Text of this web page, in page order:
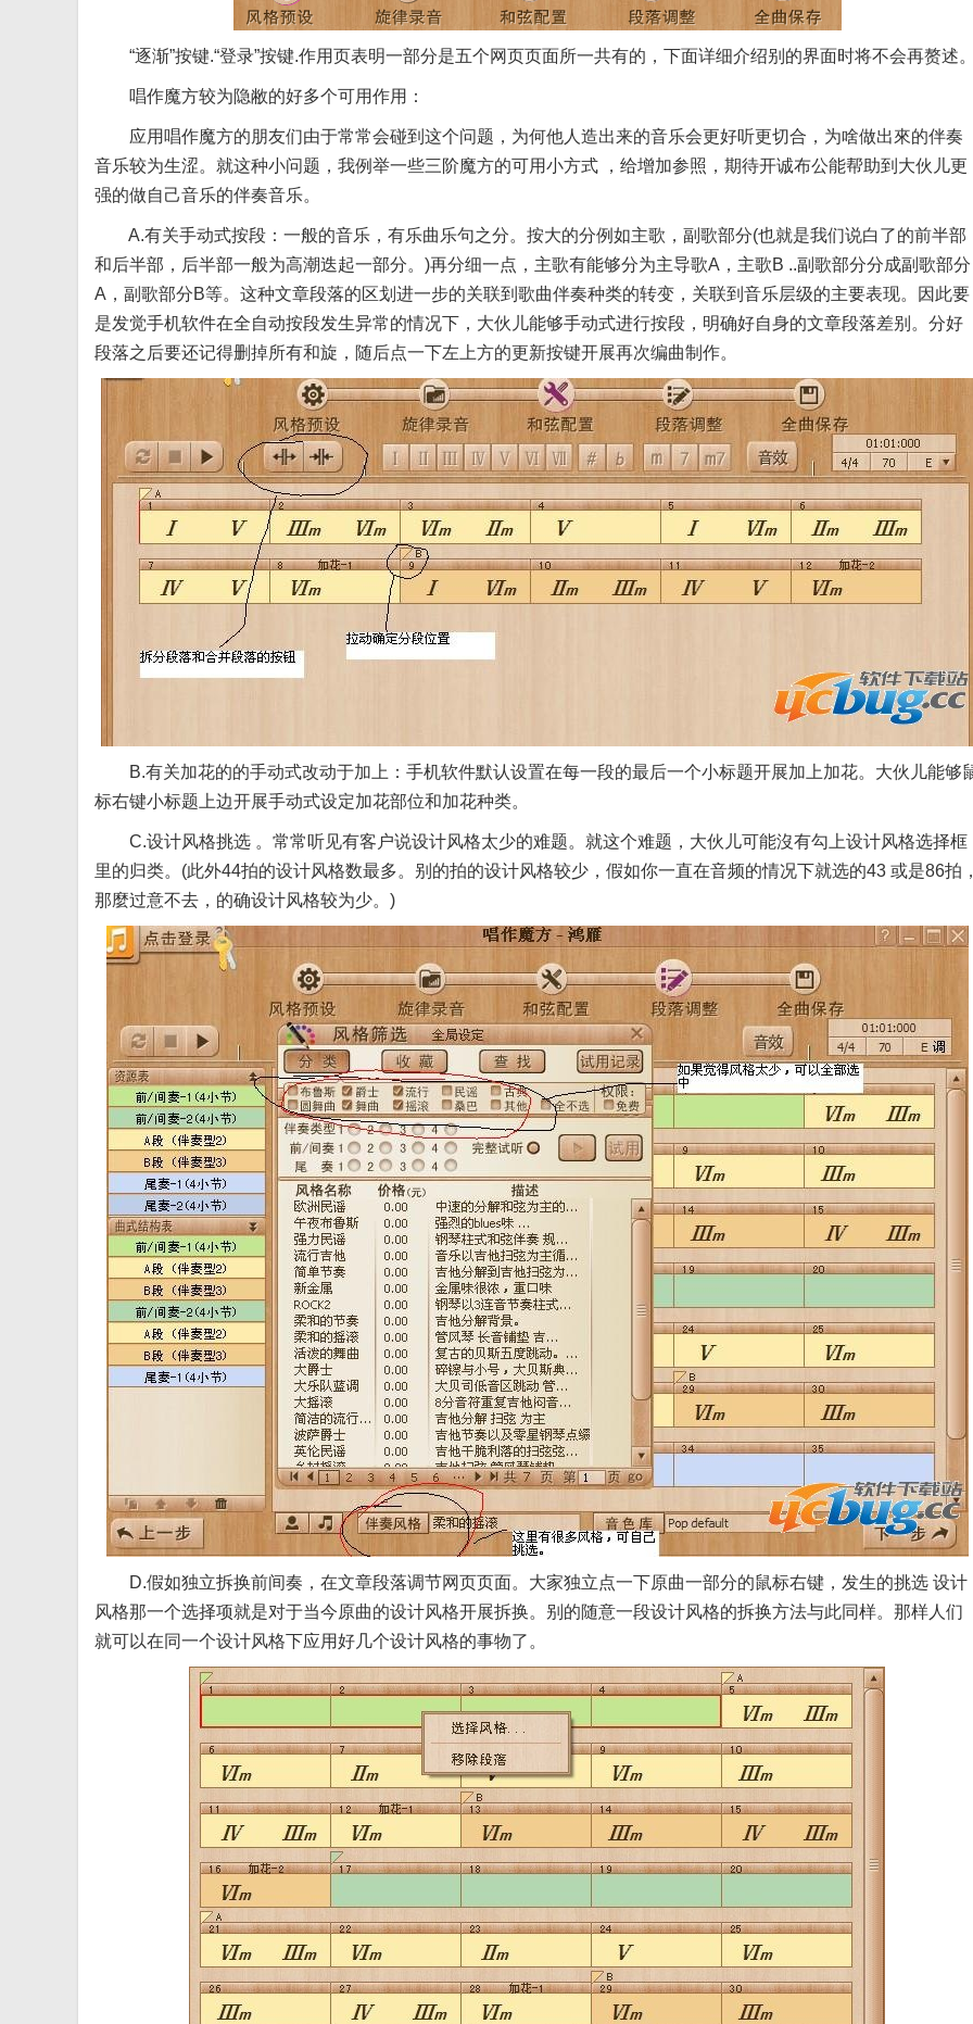
“逐渐”按键.“登录”按键.作用页表明一部分是五个网页页面所一共有的，下面详细介绍别的界面时将不会再赘述
唱作魔方较为隐敝的好多个可用作用：
应用唱作魔方的朋友们由于常常会碰到这个问题，为何他人造出来的音乐会更好听更切合，为啥做出來的伴奏
音乐较为生涩。就这种小问题，我例举一些三阶魔方的可用小方式 ，给增加参照，期待开诚布公能帮助到大伙儿更
强的做自己音乐的伴奏音乐。
A.有关手动式按段：一般的音乐，有乐曲乐句之分。按大的分例如主歌，副歌部分(也就是我们说白了的前半部
和后半部，后半部一般为高潮迭起一部分。)再分细一点，主歌有能够分为主导歌A，主歌B ..副歌部分分成副歌部分
A，副歌部分B等。这种文章段落的区划进一步的关联到歌曲伴奏种类的转变，关联到音乐层级的主要表现。因此要
是发觉手机软件在全自动按段发生异常的情况下，大伙儿能够手动式进行按段，明确好自身的文章段落差别。分好
段落之后要还记得删掉所有和旋，随后点一下左上方的更新按键开展再次编曲制作。
B.有关加花的的手动式改动于加上：手机软件默认设置在每一段的最后一个小标题开展加上加花。大伙儿能够
标右键小标题上边开展手动式设定加花部位和加花种类。
C.设计风格挑选 。常常听见有客户说设计风格太少的难题。就这个难题，大伙儿可能沒有勾上设计风格选择框
里的归类。(此外44拍的设计风格数最多。别的拍的设计风格较少，假如你一直在音频的情况下就选的43 或是86拍
那麼过意不去，的确设计风格较为少。)
D.假如独立拆换前间奏，在文章段落调节网页页面。大家独立点一下原曲一部分的鼠标右键，发生的挑选 设计
风格那一个选择项就是对于当今原曲的设计风格开展拆换。别的随意一段设计风格的拆换方法与此同样。那样人们
就可以在同一个设计风格下应用好几个设计风格的事物了。